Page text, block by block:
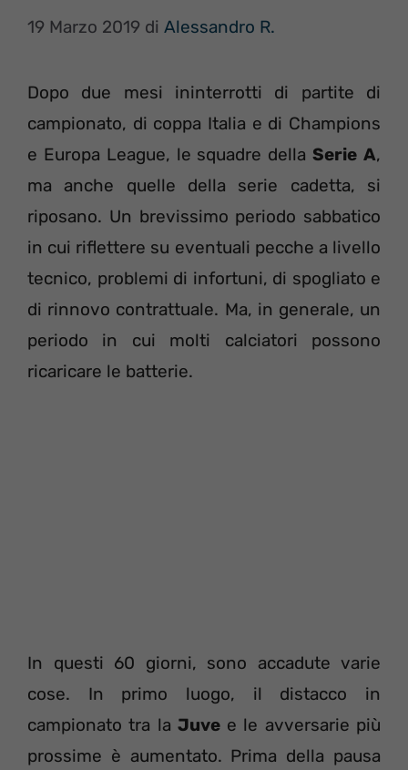
19 Marzo 2019 di Alessandro R.
Dopo due mesi ininterrotti di partite di
campionato, di coppa Italia e di Champions
e Europa League, le squadre dellaSerie A,
ma anche quelle della serie cadetta, si
riposano. Un brevissimo periodo sabbatico
in cui riflettere su eventuali pecche a livello
tecnico, problemi di infortuni, di spogliato e
di rinnovo contrattuale. Ma, in generale, un
periodo in cui molti calciatori possono
ricaricare le batterie.
In questi 60 giorni, sono accadute varie
cose. In primo luogo, il distacco in
campionato tra la Juvee le avversarie più
prossime è aumentato. Prima della pausa